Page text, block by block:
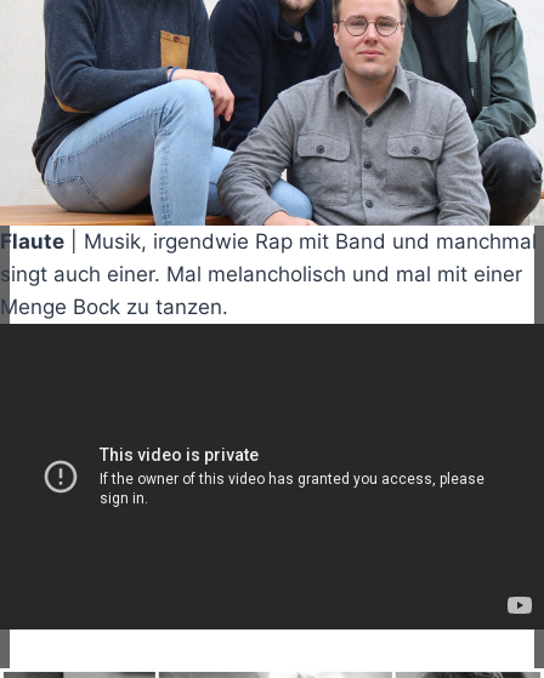
Flaute | Musik, irgendwie Rap mit Band und manchmal
singt auch einer. Mal melancholisch und mal mit einer
Menge Bock zu tanzen.